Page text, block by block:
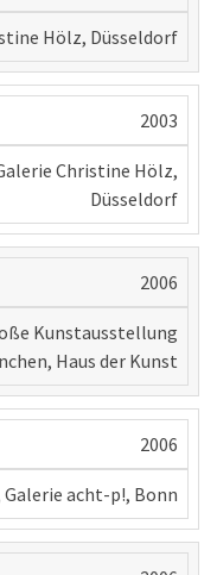
Hölz, Düsseldorf
2003
Christine Hölz,
Düsseldorf
2006
Kunstausstellung
Haus der Kunst
2006
Galerie acht-p!, Bonn